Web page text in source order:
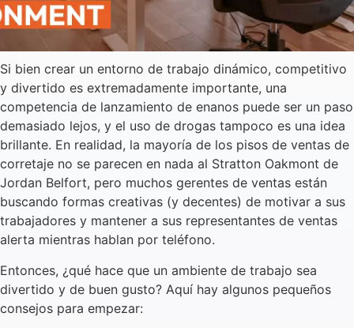
Si bien crear un entorno de trabajo dinámico, competitivo
y divertido es extremadamente importante, una
competencia de lanzamiento de enanos puede ser un paso
demasiado lejos, y el uso de drogas tampoco es una idea
brillante. En realidad, la mayoría de los pisos de ventas de
corretaje no se parecen en nada al Stratton Oakmont de
Jordan Belfort, pero muchos gerentes de ventas están
buscando formas creativas (y decentes) de motivar a sus
trabajadores y mantener a sus representantes de ventas
alerta mientras hablan por teléfono.
Entonces, ¿qué hace que un ambiente de trabajo sea
divertido y de buen gusto? Aquí hay algunos pequeños
consejos para empezar: